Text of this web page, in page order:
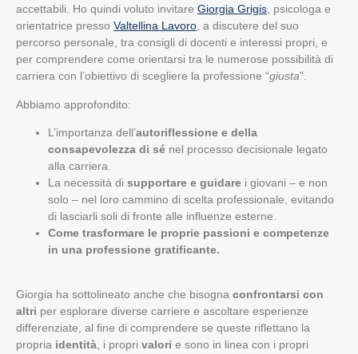
accettabili. Ho quindi voluto invitare Giorgia Grigis , psicologa e
orientatrice presso Valtellina Lavoro , a discutere del suo
percorso personale, tra consigli di docenti e interessi propri, e
per comprendere come orientarsi tra le numerose possibilità di
carriera con l’obiettivo di scegliere la professione “giusta”.
Abbiamo approfondito:
L’importanza dell’autoriflessione e della
consapevolezza di sé nel processo decisionale legato
alla carriera.
La necessità di supportare e guidare i giovani – e non
solo – nel loro cammino di scelta professionale, evitando
di lasciarli soli di fronte alle influenze esterne.
Come trasformare le proprie passioni e competenze
in una professione gratificante.
Giorgia ha sottolineato anche che bisogna confrontarsi con
altri per esplorare diverse carriere e ascoltare esperienze
differenziate, al fine di comprendere se queste riflettano la
propria identità, i propri valori e sono in linea con i propri